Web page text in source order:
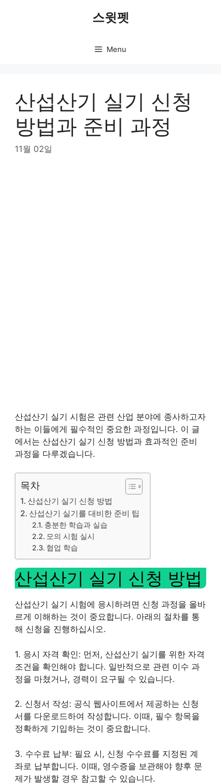
스윗펫
Menu
산섭산기 실기 신청
방법과 준비 과정
11월 02일
산섭산기 실기 시험은 관련 산업 분야에 종사하고자
하는 이들에게 필수적인 중요한 과정입니다. 이 글
에서는 산섭산기 실기 신청 방법과 효과적인 준비
과정을 다루겠습니다.
목차
산섭산기 실기 신청 방법
산섭산기 실기를 대비한 준비 팁
충분한 학습과 실습
모의 시험 실시
협업 학습
산섭산기 실기 신청 방법
산섭산기 실기 시험에 응시하려면 신청 과정을 올바
르게 이해하는 것이 중요합니다. 아래의 절차를 통
해 신청을 진행하십시오.
1. 응시 자격 확인: 먼저, 산섭산기 실기를 위한 자격
조건을 확인해야 합니다. 일반적으로 관련 이수 과
정을 마쳤거나, 경력이 요구될 수 있습니다.
2. 신청서 작성: 공식 웹사이트에서 제공하는 신청
서를 다운로드하여 작성합니다. 이때, 필수 항목을
정확하게 기입하는 것이 중요합니다.
3. 수수료 납부: 필요 시, 신청 수수료를 지정된 계
좌로 납부합니다. 이때, 영수증을 보관해야 향후 문
제가 발생할 경우 참고할 수 있습니다.